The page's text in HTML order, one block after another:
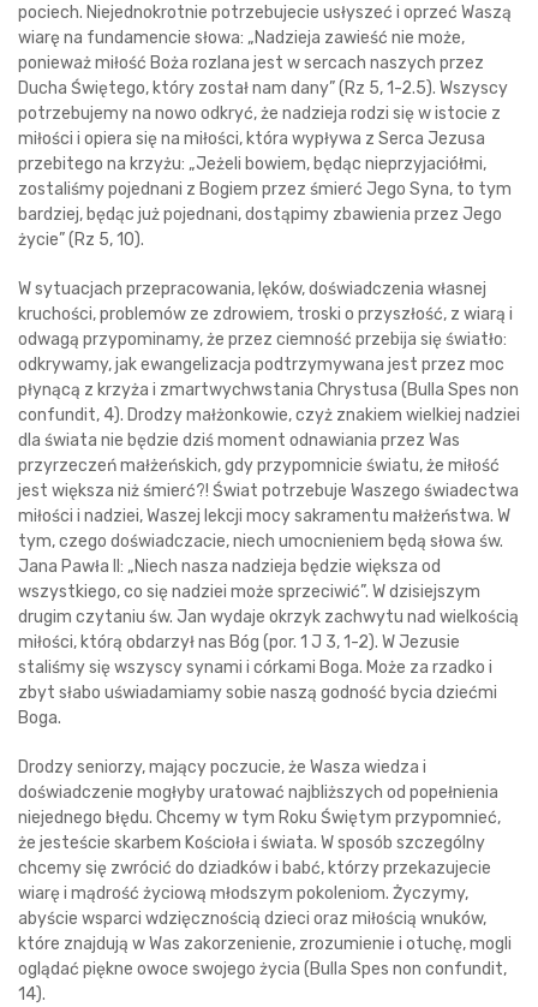
pociech. Niejednokrotnie potrzebujecie usłyszeć i oprzeć Waszą
wiarę na fundamencie słowa: „Nadzieja zawieść nie może,
ponieważ miłość Boża rozlana jest w sercach naszych przez
Ducha Świętego, który został nam dany” (Rz 5, 1-2.5). Wszyscy
potrzebujemy na nowo odkryć, że nadzieja rodzi się w istocie z
miłości i opiera się na miłości, która wypływa z Serca Jezusa
przebitego na krzyżu: „Jeżeli bowiem, będąc nieprzyjaciółmi,
zostaliśmy pojednani z Bogiem przez śmierć Jego Syna, to tym
bardziej, będąc już pojednani, dostąpimy zbawienia przez Jego
życie” (Rz 5, 10).
W sytuacjach przepracowania, lęków, doświadczenia własnej
kruchości, problemów ze zdrowiem, troski o przyszłość, z wiarą i
odwagą przypominamy, że przez ciemność przebija się światło:
odkrywamy, jak ewangelizacja podtrzymywana jest przez moc
płynącą z krzyża i zmartwychwstania Chrystusa (Bulla Spes non
confundit, 4). Drodzy małżonkowie, czyż znakiem wielkiej nadziei
dla świata nie będzie dziś moment odnawiania przez Was
przyrzeczeń małżeńskich, gdy przypomnicie światu, że miłość
jest większa niż śmierć?! Świat potrzebuje Waszego świadectwa
miłości i nadziei, Waszej lekcji mocy sakramentu małżeństwa. W
tym, czego doświadczacie, niech umocnieniem będą słowa św.
Jana Pawła II: „Niech nasza nadzieja będzie większa od
wszystkiego, co się nadziei może sprzeciwić”. W dzisiejszym
drugim czytaniu św. Jan wydaje okrzyk zachwytu nad wielkością
miłości, którą obdarzył nas Bóg (por. 1 J 3, 1-2). W Jezusie
staliśmy się wszyscy synami i córkami Boga. Może za rzadko i
zbyt słabo uświadamiamy sobie naszą godność bycia dziećmi
Boga.
Drodzy seniorzy, mający poczucie, że Wasza wiedza i
doświadczenie mogłyby uratować najbliższych od popełnienia
niejednego błędu. Chcemy w tym Roku Świętym przypomnieć,
że jesteście skarbem Kościoła i świata. W sposób szczególny
chcemy się zwrócić do dziadków i babć, którzy przekazujecie
wiarę i mądrość życiową młodszym pokoleniom. Życzymy,
abyście wsparci wdzięcznością dzieci oraz miłością wnuków,
które znajdują w Was zakorzenienie, zrozumienie i otuchę, mogli
oglądać piękne owoce swojego życia (Bulla Spes non confundit,
14).